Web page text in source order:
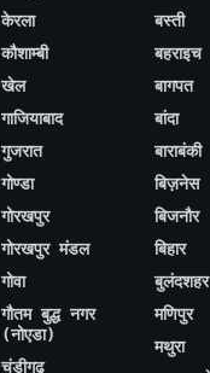
केरला
कौशाम्बी
खेल
गाजियाबाद
गुजरात
गोण्डा
गोरखपुर
गोरखपुर मंडल
गोवा
गौतम बुद्ध नगर
(नोएडा)
चंडीगढ़
बस्ती
बहराइच
बागपत
बांदा
बाराबंकी
बिज़नेस
बिजनौर
बिहार
बुलंदशहर
मणिपुर
मथुरा